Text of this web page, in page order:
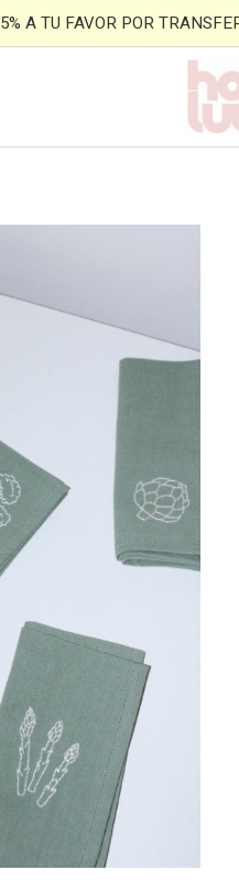
A TU FAVOR POR